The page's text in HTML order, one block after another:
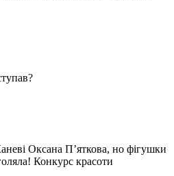
Оксана П’яткова, но фігушки
Конкурс красоти